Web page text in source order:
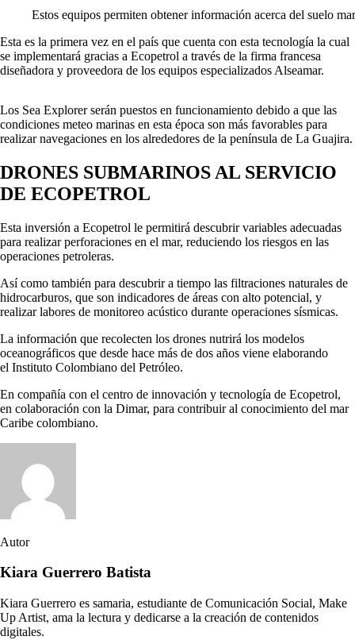
Estos equipos permiten obtener información acerca del suelo
Esta es la primera vez en el país que cuenta con esta tecnología la cual
se implementará gracias a Ecopetrol a través de la firma francesa
diseñadora y proveedora de los equipos especializados Alseamar.
Los Sea Explorer serán puestos en funcionamiento debido a que las
condiciones meteo marinas en esta época son más favorables para
realizar navegaciones en los alrededores de la península de La Guajira.
DRONES SUBMARINOS AL SERVICIO
DE ECOPETROL
Esta inversión a Ecopetrol le permitirá descubrir variables adecuadas
para realizar perforaciones en el mar, reduciendo los riesgos en las
operaciones petroleras.
Así como también para descubrir a tiempo las filtraciones naturales de
hidrocarburos, que son indicadores de áreas con alto potencial, y
realizar labores de monitoreo acústico durante operaciones sísmicas.
La información que recolecten los drones nutrirá los modelos
oceanográficos que desde hace más de dos años viene elaborando
el Instituto Colombiano del Petróleo.
En compañía con el centro de innovación y tecnología de Ecopetrol,
en colaboración con la Dimar, para contribuir al conocimiento del mar
Caribe colombiano.
Autor
Kiara Guerrero Batista
Kiara Guerrero es samaria, estudiante de Comunicación Social, Make
Up Artist, ama la lectura y dedicarse a la creación de contenidos
digitales.